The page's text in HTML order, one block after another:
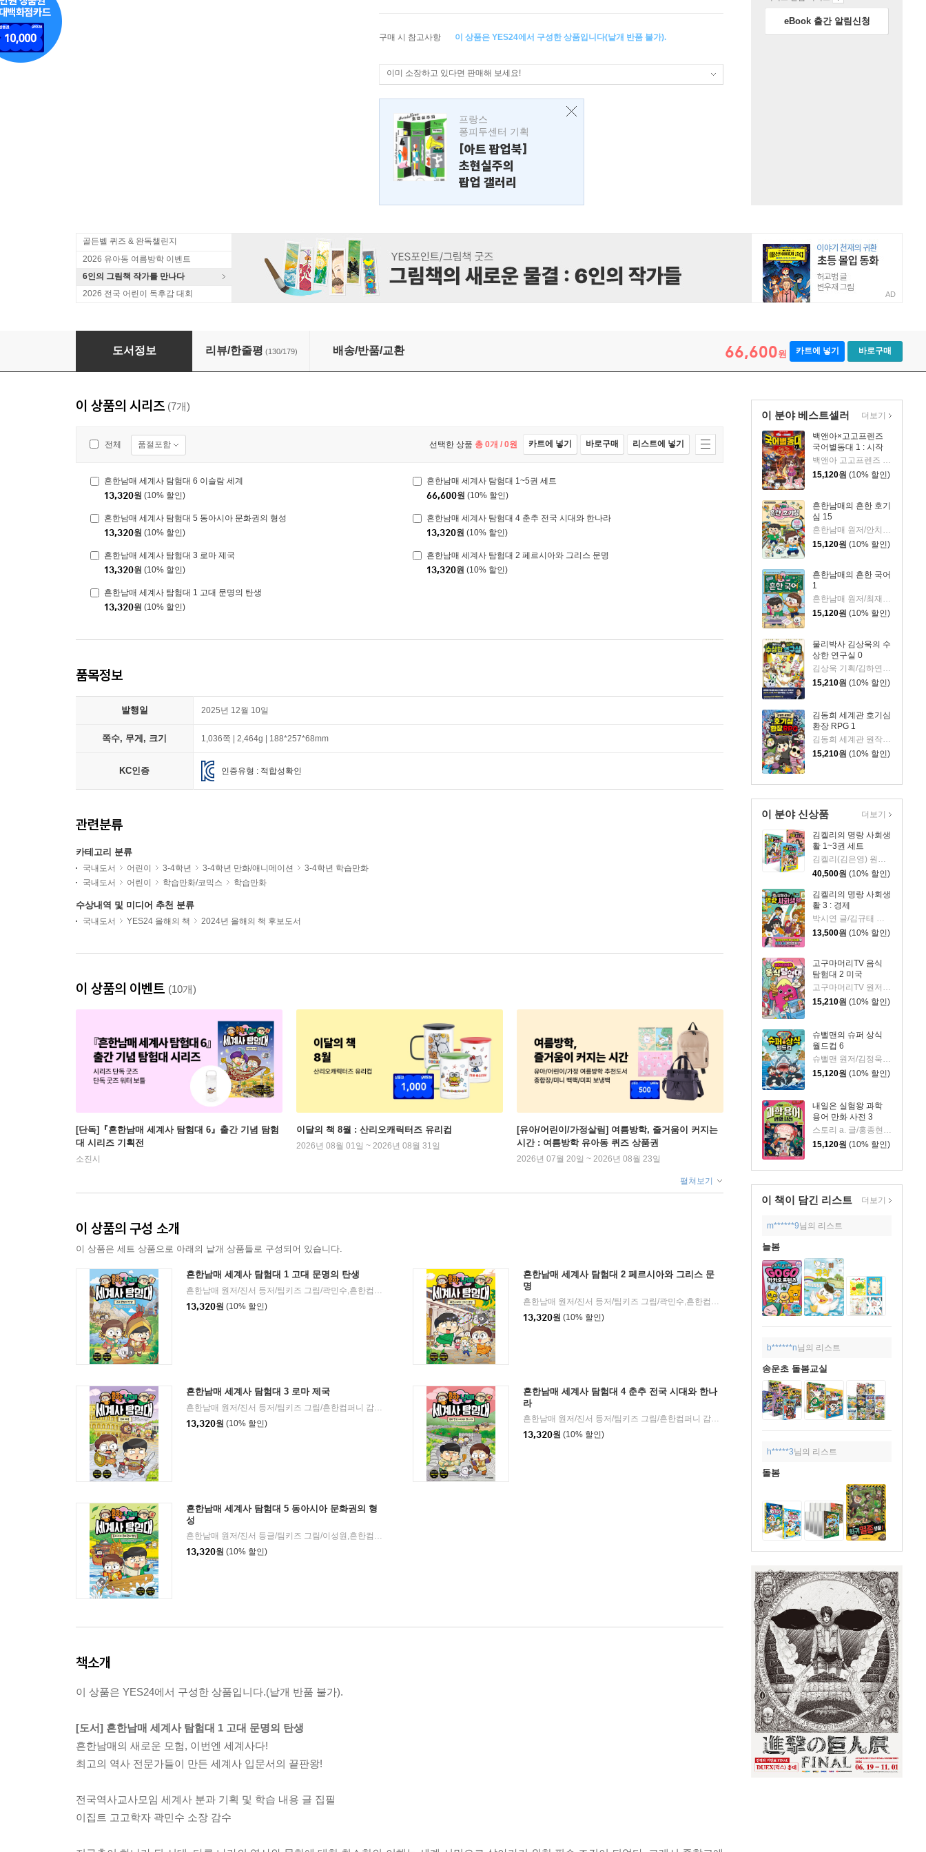
구매 시 참고사항 이 상품은 YES24에서 구성한 상품입니다(낱개 반품 불가).
이미 소장하고 있다면 판매해 보세요!
프랑스
퐁피두센터 기획
[아트 팝업북]
초현실주의
팝업 갤러리
eBook 출간 알림신청
골든벨 퀴즈 & 완독챌린지
2026 유아동 여름방학 이벤트
6인의 그림책 작가를 만나다
2026 전국 어린이 독후감 대회
AD
흔한남매 세계사 탐험대 1~5권 세트
도서정보 리뷰/한줄평 (130/179) 배송/반품/교환 66,600원 카트에 넣기 바로구매
이 분야 베스트셀러
백앤아×고고프렌즈
국어별동대 1 : 시작
백앤아 고고프렌즈 원저/한바리 글/정수영 그림/김선 감수
15,120원 (10% 할인)
흔한남매의 흔한 호기
심 15
흔한남매 원저/안치현 글/유난희 그림/이정모,흔한컴퍼니 감수
15,120원 (10% 할인)
흔한남매의 흔한 국어
1
흔한남매 원저/최재연 글/도니패밀리 그림
15,120원 (10% 할인)
물리박사 김상욱의 수
상한 연구실 0
김상욱 기획/김하연 글/정순규 그림
15,210원 (10% 할인)
김동희 세계관 호기심
환장 RPG 1
15,210원 (10% 할인)
더보기
이 분야 신상품
김켈리의 명랑 사회생
활 1~3권 세트
40,500원 (10% 할인)
김켈리의 명랑 사회생
활 3 : 경제
13,500원 (10% 할인)
고구마머리TV 음식
탐험대 2 미국
15,210원 (10% 할인)
슈뻘맨의 슈퍼 상식
월드컵 6
슈뻘맨 원저/김정욱 글/이혜림 그림/권경아,샌드박스네트워크 감수
15,120원 (10% 할인)
내일은 실험왕 과학
용어 만화 사전 3
스토리 a. 글/홍종현 그림/박완규,이정모 감수
15,120원 (10% 할인)
더보기
이 책이 담긴 리스트 더보기
m******9님의 리스트
늘봄
b******n님의 리스트
송운초 돌봄교실
h*****3님의 리스트
돌봄
이 상품의 시리즈 (7개)
전체 품절포함 선택한 상품 총 0개 / 0원 카트에 넣기 바로구매 리스트에 넣기
흔한남매 세계사 탐험대 6 이슬람 세계
13,320원 (10% 할인)
흔한남매 세계사 탐험대 1~5권 세트
66,600원 (10% 할인)
흔한남매 세계사 탐험대 5 동아시아 문화권의 형성
13,320원 (10% 할인)
흔한남매 세계사 탐험대 4 춘추 전국 시대와 한나라
13,320원 (10% 할인)
흔한남매 세계사 탐험대 3 로마 제국
13,320원 (10% 할인)
흔한남매 세계사 탐험대 2 페르시아와 그리스 문명
13,320원 (10% 할인)
흔한남매 세계사 탐험대 1 고대 문명의 탄생
13,320원 (10% 할인)
품목정보
발행일 2025년 12월 10일
쪽수, 무게, 크기 1,036쪽 | 2,464g | 188*257*68mm
KC인증 인증유형 : 적합성확인
관련분류
카테고리 분류
국내도서 어린이 3-4학년 3-4학년 만화/애니메이션
3-4학년 학습만화
국내도서
어린이 학습만화/코믹스 학습만화
수상내역 및 미디어 추천 분류
국내도서 YES24 올해의 책 2024년 올해의 책 후보도서
이 상품의 이벤트 (10개)
[단독]『흔한남매 세계사 탐험대 6』출간 기념 탐험
대 시리즈 기획전
소진시
이달의 책 8월 : 산리오캐릭터즈 유리컵
2026년 08월 01일 ~ 2026년 08월 31일
[유아/어린이/가정살림] 여름방학, 줄거움이 커지는
시간 : 여름방학 유아동 퀴즈 상품권
2026년 07월 20일 ~ 2026년 08월 23일
펼쳐보기
이 상품의 구성 소개
이 상품은 세트 상품으로 아래의 낱개 상품들로 구성되어 있습니다.
흔한남매 세계사 탐험대 1 고대 문명의 탄생
흔한남매 원저/진서 등저/팀키즈 그림/곽민수,흔한컴퍼니 감수/전국역사교사모임 세계사 분과 기획
13,320원 (10% 할인)
흔한남매 세계사 탐험대 2 페르시아와 그리스 문
명
흔한남매 원저/진서 등저/팀키즈 그림/곽민수,흔한컴퍼니 감수/전국역사교사모임 세계사 분과 기획 |
13,320원 (10% 할인)
흔한남매 세계사 탐험대 3 로마 제국
흔한남매 원저/진서 등저/팀키즈 그림/흔한컴퍼니 감수/전국역사교사모임 세계사 분과 기획 주니어김영사
13,320원 (10% 할인)
흔한남매 세계사 탐험대 4 춘추 전국 시대와 한나
라
흔한남매 원저/진서 등저/팀키즈 그림/흔한컴퍼니 감수/전국역사교사모임 세계사 분과 기획 | 주니어김영사
13,320원 (10% 할인)
흔한남매 세계사 탐험대 5 동아시아 문화권의 형
성
흔한남매 원저/진서 등글/팀키즈 그림/이성원,흔한컴퍼니 감수/전국역사교사모임 세계사 분과 기획
13,320원 (10% 할인)
책소개
이 상품은 YES24에서 구성한 상품입니다.(낱개 반품 불가).
[도서] 흔한남매 세계사 탐험대 1 고대 문명의 탄생
흔한남매의 새로운 모험, 이번엔 세계사다!
최고의 역사 전문가들이 만든 세계사 입문서의 끝판왕!
전국역사교사모임 세계사 분과 기획 및 학습 내용 글 집필
이집트 고고학자 곽민수 소장 감수